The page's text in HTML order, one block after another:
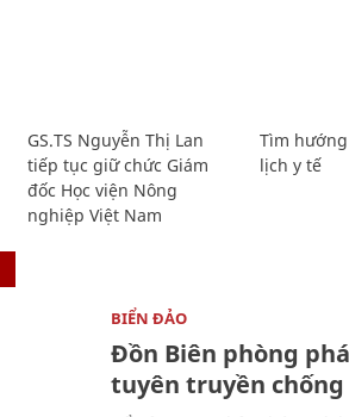
GS.TS Nguyễn Thị Lan
tiếp tục giữ chức Giám
đốc Học viện Nông
nghiệp Việt Nam
Tìm
lịch y tế
BIỂN ĐẢO
Đồn Biên phòng
tuyên truyền